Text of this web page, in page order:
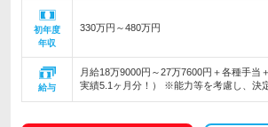
初年度
年収
330万円～480万円
給与
月給18万9000円～27万7600円＋各種手当
実績5.1ヶ月分！） ※能力等を考慮し、決